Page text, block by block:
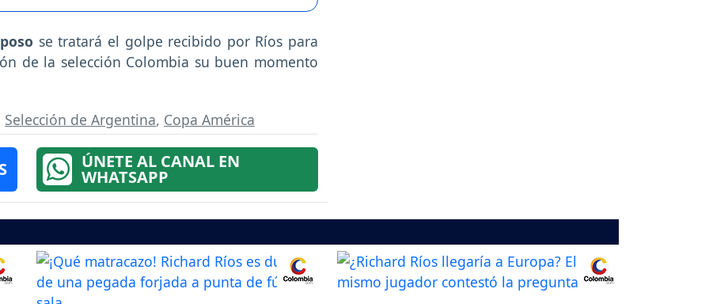
se tratará el golpe recibido por Ríos para
de la selección Colombia su buen momento
Selección de Argentina, Copa América
ÚNETE AL CANAL EN
WHATSAPP